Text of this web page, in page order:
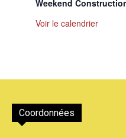
Weekend
Voir le calendrier
Coordonnées